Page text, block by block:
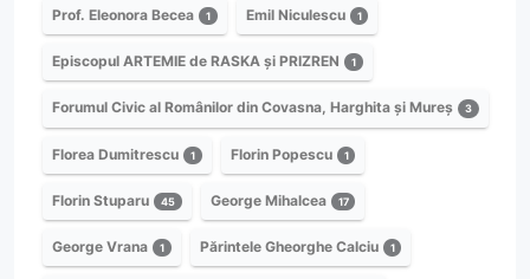
Prof. Eleonora Becea 1 Emil Niculescu 1
Episcopul ARTEMIE de RASKA și PRIZREN 1
Forumul Civic al Românilor din Covasna, Harghita și Mureș 3
Florea Dumitrescu 1 Florin Popescu 1
Florin Stuparu 45 George Mihalcea 17
George Vrana 1 Părintele Gheorghe Calciu 1